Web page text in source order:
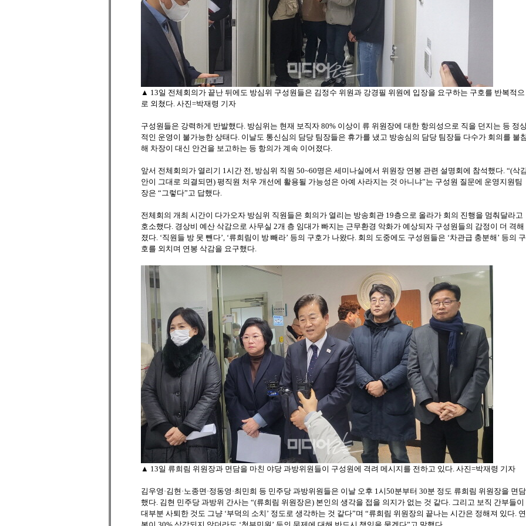
▲ 13일 전체회의가 끝난 뒤에도 방심위 구성원들은 김정수 위원과 강경필 위원에 입장을 요구하는 구호를 반복적으
로 외쳤다. 사진=박재령 기자
구성원들은 강력하게 반발했다. 방심위는 현재 보직자 80% 이상이 류 위원장에 대한 항의성으로 직을 던지는 등 정
적인 운영이 불가능한 상태다. 이날도 통신심의 담당 팀장들은 휴가를 냈고 방송심의 담당 팀장들 다수가 회의를 불
해 차장이 대신 안건을 보고하는 등 항의가 계속 이어졌다.
앞서 전체회의가 열리기 1시간 전, 방심위 직원 50~60명은 세미나실에서 위원장 연봉 관련 설명회에 참석했다. “(삭
안이 그대로 의결되면) 평직원 처우 개선에 활용될 가능성은 아예 사라지는 것 아니냐”는 구성원 질문에 운영지원팀
장은 “그렇다”고 답했다.
전체회의 개최 시간이 다가오자 방심위 직원들은 회의가 열리는 방송회관 19층으로 올라가 회의 진행을 멈춰달라고
호소했다. 경상비 예산 삭감으로 사무실 2개 층 임대가 빠지는 근무환경 악화가 예상되자 구성원들의 감정이 더 격해
졌다. ‘직원들 방 못 뺀다’, ‘류희림이 방 빼라’ 등의 구호가 나왔다. 회의 도중에도 구성원들은 ‘차관급 충분해’ 등의 구
호를 외치며 연봉 삭감을 요구했다.
▲ 13일 류희림 위원장과 면담을 마친 야당 과방위원들이 구성원에 격려 메시지를 전하고 있다. 사진=박재령 기자
김우영·김현·노종면·정동영·최민희 등 민주당 과방위원들은 이날 오후 1시50분부터 30분 정도 류희림 위원장을 면담
했다. 김현 민주당 과방위 간사는 “(류희림 위원장은) 본인의 생각을 접을 의지가 없는 것 같다. 그리고 보직 간부들이
대부분 사퇴한 것도 그냥 ‘부덕의 소치’ 정도로 생각하는 것 같다”며 “류희림 위원장의 끝나는 시간은 정해져 있다. 연